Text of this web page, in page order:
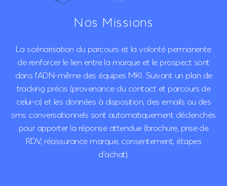
Nos Missions
La scénarisation du parcours et la volonté permanente
de renforcer le lien entre la marque et le prospect sont
dans l’ADN-même des équipes MKI. Suivant un plan de
tracking précis (provenance du contact et parcours de
celui-ci) et les données à disposition, des emails ou des
sms conversationnels sont automatiquement déclenchés
pour apporter la réponse attendue (brochure, prise de
RDV, réassurance marque, consentement, étapes
d'achat).